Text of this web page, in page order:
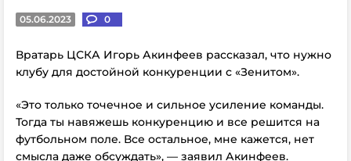
05.06.2023 0
Вратарь ЦСКА Игорь Акинфеев рассказал, что нужно
клубу для достойной конкуренции с «Зенитом».
«Это только точечное и сильное усиление команды.
Тогда ты навяжешь конкуренцию и все решится на
футбольном поле. Все остальное, мне кажется, нет
смысла даже обсуждать», — заявил Акинфеев.